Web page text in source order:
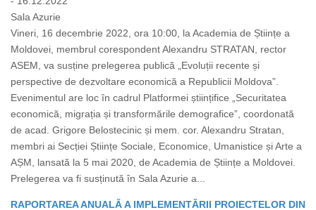
Sala Azurie
Vineri, 16 decembrie 2022, ora 10:00, la Academia de Științe a
Moldovei, membrul corespondent Alexandru STRATAN, rector
ASEM, va susține prelegerea publică „Evoluții recente și
perspective de dezvoltare economică a Republicii Moldova”.
Evenimentul are loc în cadrul Platformei științifice „Securitatea
economică, migrația și transformările demografice”, coordonată
de acad. Grigore Belostecinic și mem. cor. Alexandru Stratan,
membri ai Secției Științe Sociale, Economice, Umanistice și Arte a
AȘM, lansată la 5 mai 2020, de Academia de Științe a Moldovei.
Prelegerea va fi susținută în Sala Azurie a...
RAPORTAREA ANUALĂ A IMPLEMENTĂRII PROIECTELOR DIN